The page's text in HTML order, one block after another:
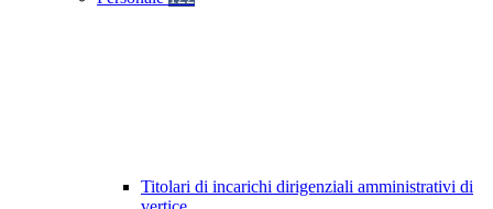
Titolari di incarichi dirigenziali amministrativi di